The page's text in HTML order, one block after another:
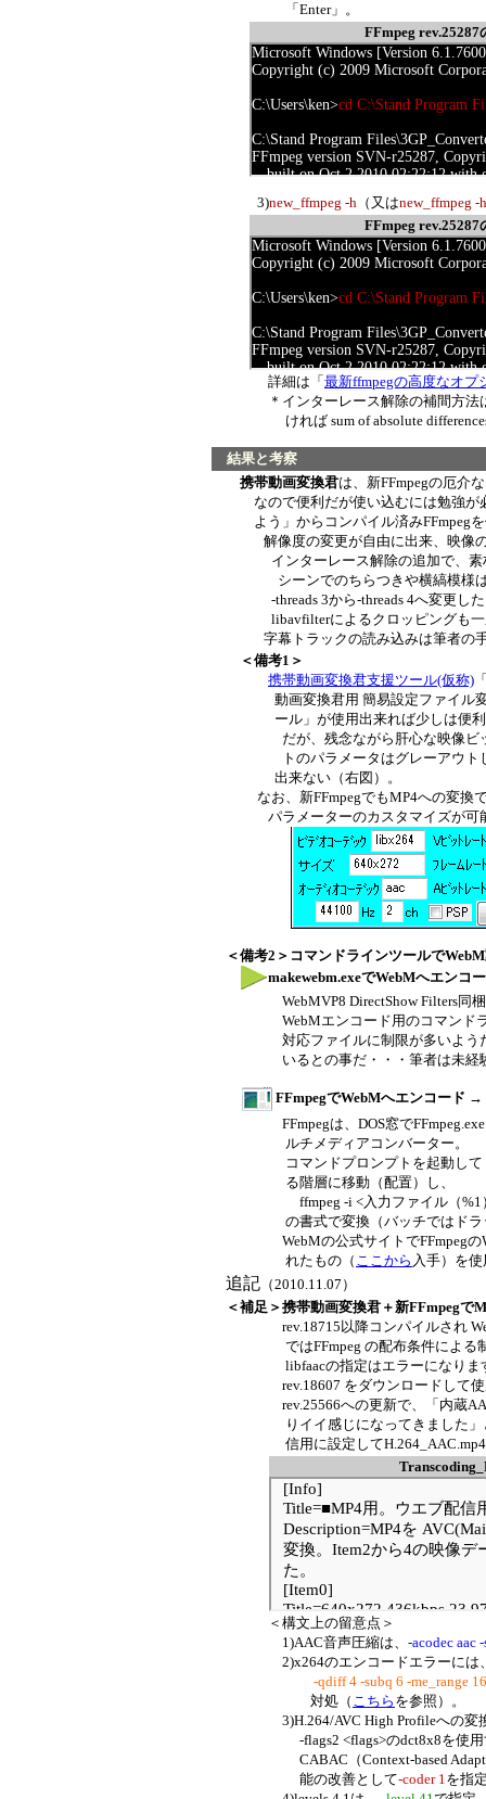
「Enter」。
FFmpeg
3)new_ffmpeg -h （又はnew_ffmpeg -
FFmpeg
詳細は「 最新ffmpegの高度なオプ
＊インターレース解除の補間方法は -
ければ sum of absolute differences,
結果と考察
携帯動画変換君は、新FFmpegの厄介
なので便利だが使い込むには勉強が必
よう」からコンパイル済みFFmpegを
解像度の変更が自由に出来、映像の
インターレース解除の追加で、素材
シーンでのちらつきや横縞模様は
-threads 3から-threads 4へ変更した
libavfilterによるクロッピングも
字幕トラックの読み込みは筆者の手
＜備考1＞
携帯動画変換君支援ツール(仮称)
動画変換君用 簡易設定ファイル
ール」が使用出来れば少しは便利
だが、残念ながら肝心な映像ビ
トのパラメータはグレーアウト
出来ない（右図）。
なお、新FFmpegでもMP4への変換
パラメーターのカスタマイズが可
＜備考2＞コマンドラインツールで
makewebm.exeでWebMへエンコ
WebMVP8 DirectShow Filters同梱の
WebMエンコード用のコマンドラ
対応ファイルに制限が多いようだ
いるとの事だ・・・筆者は未経
FFmpegでWebMへエンコード →
FFmpegは、DOS窓でFFmpeg.exe
ルチメディアコンバーター。
コマンドプロンプトを起動して（バ
る階層に移動（配置）し、
ffmpeg -i <入力ファイル（%1）>
の書式で変換（バッチではドラッ
WebMの公式サイトでFFmpegの
れたもの（ ここから 入手）を
追記 （2010.11.07）
＜補足＞携帯動画変換君＋新FFmpegで
rev.18715以降コンパイルされ Web
ではFFmpeg の配布条件による制限
libfaacの指定はエラーになりま
rev.18607 をダウンロードして使用
rev.25566への更新で、「内蔵AAC
りイイ感じになってきました」と
信用に設定してH.264_AAC.mp4へ
＜構文上の留意点＞
1)AAC音声圧縮は、 -acodec aac
2)x264のエンコードエラーには
-qdiff 4 -subq 6 -me_range 16 -
対処（ こちら を参照）。
3)H.264/AVC High Profileへの変換
-flags2 <flags>のdct8x8を使用す
CABAC（Context-based Adaptive
能の改善として-coder 1を指